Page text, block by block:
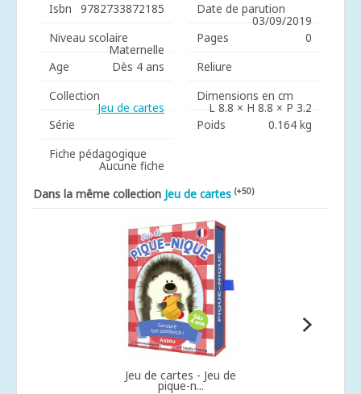
Isbn
9782733872185
Niveau scolaire
Maternelle
Age
Dès 4 ans
Collection
Jeu de cartes
Série
Fiche pédagogique
Aucune fiche
Date de parution
03/09/2019
Pages
0
Reliure
Dimensions en cm
L 8.8 × H 8.8 × P 3.2
Poids
0.164 kg
Dans la même collection Jeu de cartes (+50)
Jeu de cartes - Jeu de
pique-n...